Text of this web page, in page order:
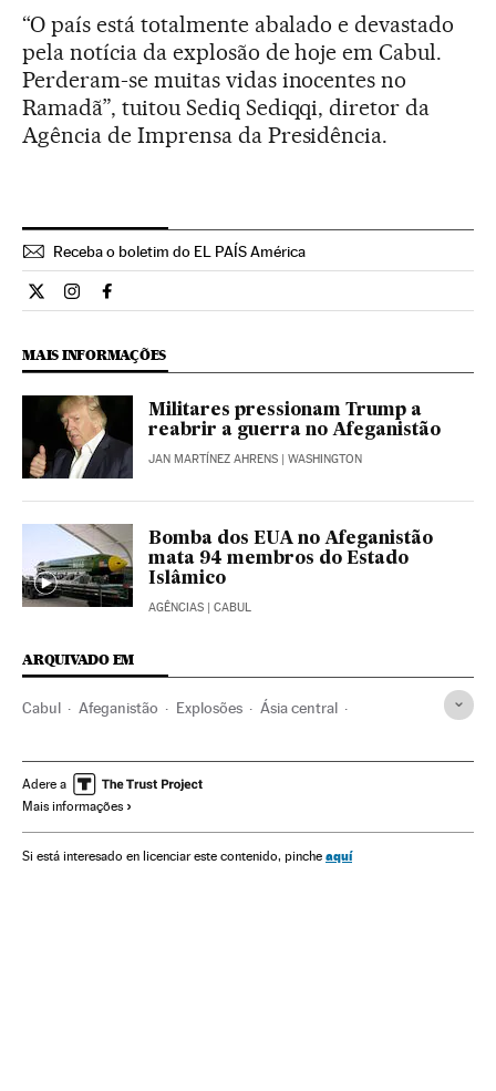
“O país está totalmente abalado e devastado
pela notícia da explosão de hoje em Cabul.
Perderam-se muitas vidas inocentes no
Ramadã”, tuitou Sediq Sediqqi, diretor da
Agência de Imprensa da Presidência.
Receba o boletim do EL PAÍS América
Internacional El País Brasil en Twitter
Internacional El País Brasil en Instagram
Internacional El País Brasil en Facebook
MAIS INFORMAÇÕES
Militares pressionam Trump a
reabrir a guerra no Afeganistão
JAN MARTÍNEZ AHRENS | WASHINGTON
Bomba dos EUA no Afeganistão
mata 94 membros do Estado
Islâmico
AGÊNCIAS | CABUL
ARQUIVADO EM
Cabul Afeganistão Explosões Ásia central
Oriente médio
Adere a
Mais informações
Si está interesado en licenciar este contenido, pinche aquí